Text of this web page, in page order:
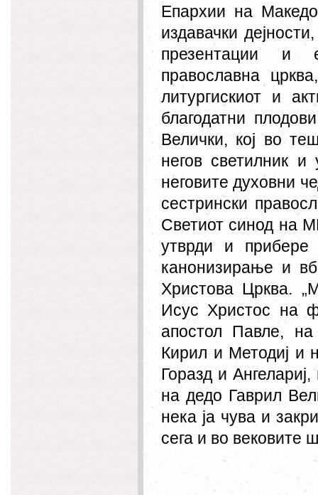
Епархии на
издавачки
презентации и
православна
литургискиот и
благодатни
Велички, кој во
негов светилник и
неговите духовни
сестрински
Светиот синод на
утврди и
канонизирање и
Христова Црква.
Исус Христос на
апостол Павле, на
Кирил и Методиј и
Горазд и
на дедо Гаврил
нека ја чува и
сега и во вековите